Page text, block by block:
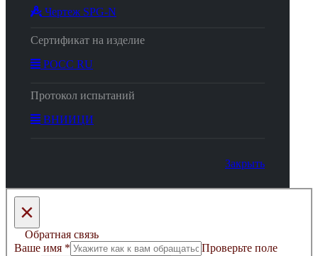
Чертеж SPG-N
Сертификат на изделие
РОСС RU
Протокол испытаний
ВНИИЦИ
Закрыть
×
Обратная связь
Ваше имя *
Проверьте поле